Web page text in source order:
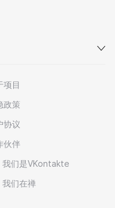
项目
政策
协议
伙伴
我们是VKontakte
我们在禅